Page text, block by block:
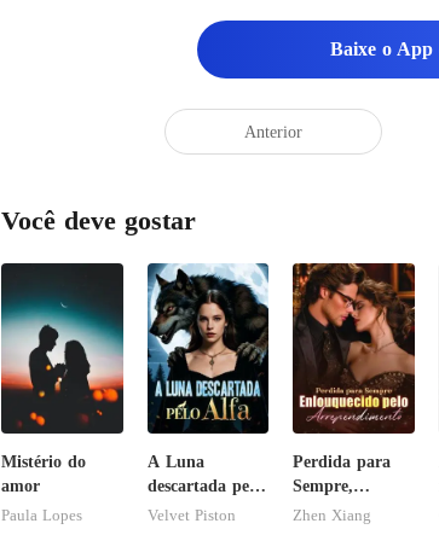
Baixe o App
Anterior
Você deve gostar
Mistério do
amor
Paula Lopes
A Luna
descartada pelo
Alfa
Velvet Piston
Perdida para
Sempre,
Enlouquecido
Zhen Xiang